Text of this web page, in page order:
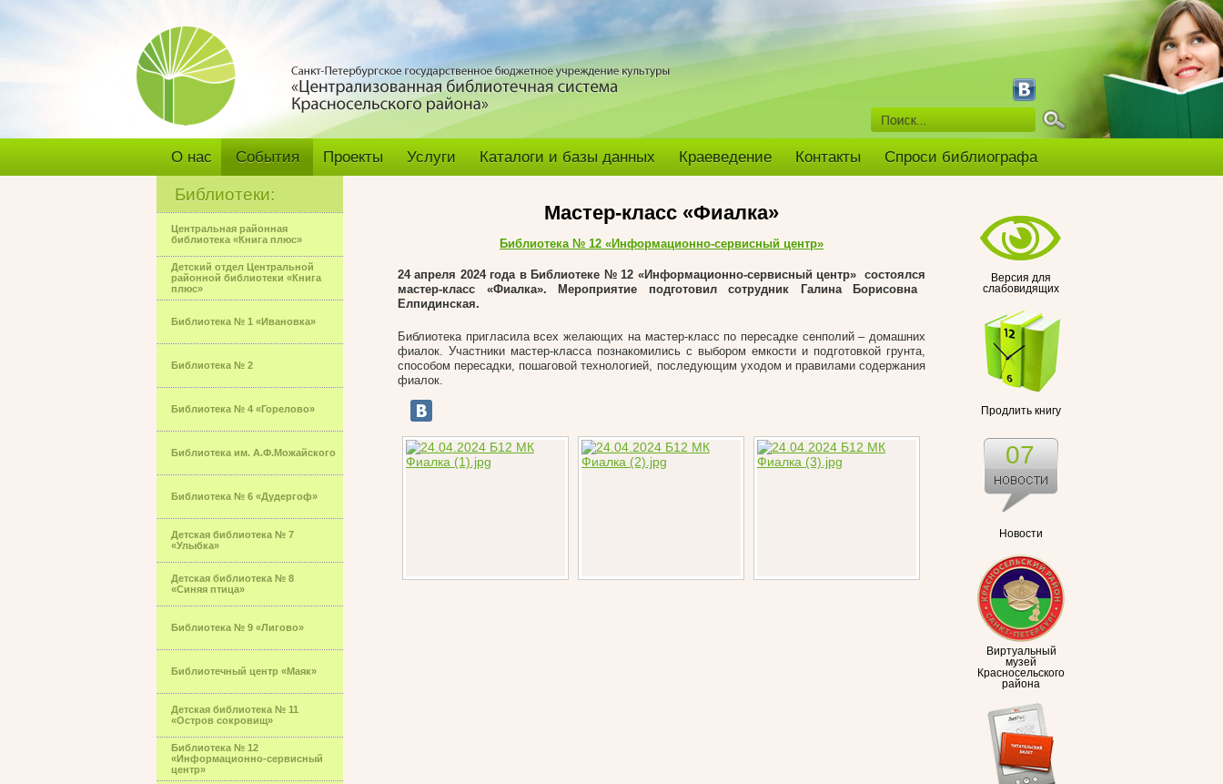
О нас События Проекты Услуги Каталоги и базы данных Краеведение Контакты Спроси библиографа
Библиотеки:
Центральная районная
библиотека «Книга плюс»
Детский отдел Центральной
районной библиотеки «Книга
плюс»
Библиотека № 1 «Ивановка»
Библиотека № 2
Библиотека № 4 «Горелово»
Библиотека им. А.Ф.Можайского
Библиотека № 6 «Дудергоф»
Детская библиотека № 7
«Улыбка»
Детская библиотека № 8
«Синяя птица»
Библиотека № 9 «Лигово»
Библиотечный центр «Маяк»
Детская библиотека № 11
«Остров сокровищ»
Библиотека № 12
«Информационно-сервисный
центр»
Версия для
слабовидящих
Продлить книгу
Новости
07
Виртуальный
музей
Красносельского
района
Мастер-класс «Фиалка»
Библиотека № 12 «Информационно-сервисный центр»
24 апреля 2024 года в Библиотеке № 12 «Информационно-сервисный центр» состоялся
мастер-класс «Фиалка». Мероприятие подготовил сотрудник Галина Борисовна
Елпидинская.
Библиотека пригласила всех желающих на мастер-класс по пересадке сенполий – домашних
фиалок. Участники мастер-класса познакомились с выбором емкости и подготовкой грунта,
способом пересадки, пошаговой технологией, последующим уходом и правилами содержания
фиалок.